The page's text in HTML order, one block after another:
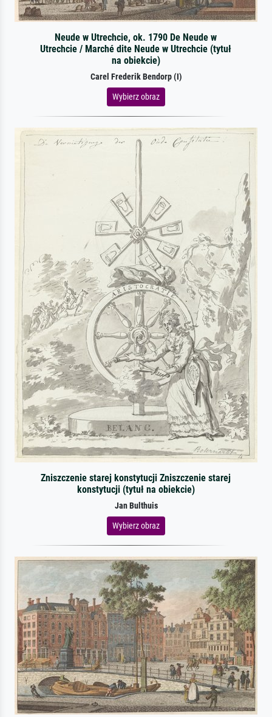
Neude w Utrechcie, ok. 1790 De Neude w
Utrechcie / Marché dite Neude w Utrechcie (tytuł
na obiekcie)
Carel Frederik Bendorp (I)
Wybierz obraz
Zniszczenie starej konstytucji Zniszczenie starej
konstytucji (tytuł na obiekcie)
Jan Bulthuis
Wybierz obraz